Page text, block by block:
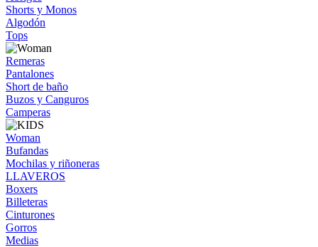
Shorts y Monos
Algodón
Tops
Remeras
Pantalones
Short de baño
Buzos y Canguros
Camperas
Woman
Bufandas
Mochilas y riñoneras
LLAVEROS
Boxers
Billeteras
Cinturones
Gorros
Medias